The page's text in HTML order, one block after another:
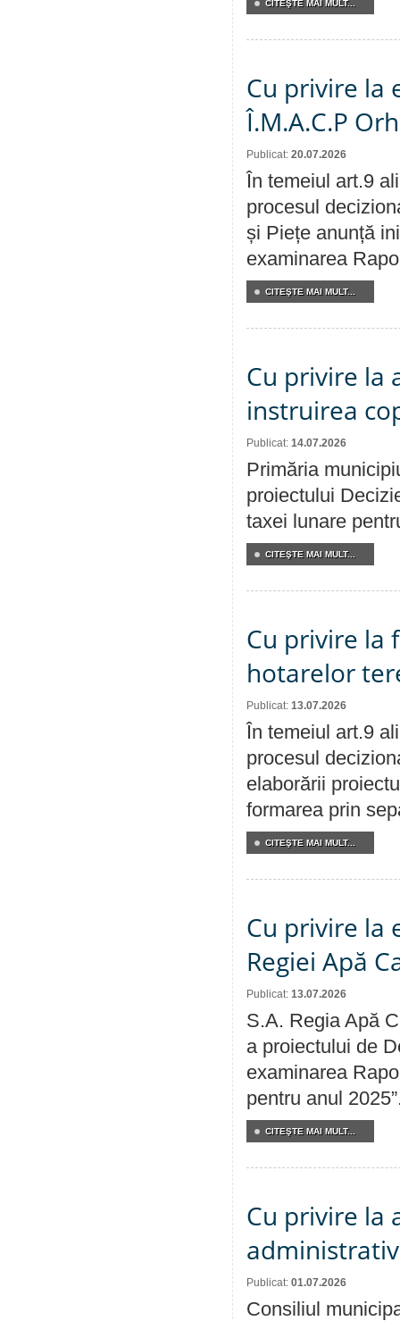
CITEŞTE MAI MULT...
Cu privire la
Î.M.A.C.P
Publicat: 20.07.2026
În temeiul art.9
procesul
și Piețe anunță
examinarea
CITEŞTE MAI MULT...
Cu privire la
instruirea
Publicat: 14.07.2026
Primăria
proiectului
taxei lunare
CITEŞTE MAI MULT...
Cu privire la
hotarelor
Publicat: 13.07.2026
În temeiul art.9
procesul
elaborării
formarea prin
CITEŞTE MAI MULT...
Cu privire la
Regiei Apă
Publicat: 13.07.2026
S.A. Regia Apă
a proiectului de
examinarea
pentru anul
CITEŞTE MAI MULT...
Cu privire la
Publicat: 01.07.2026
Consiliul